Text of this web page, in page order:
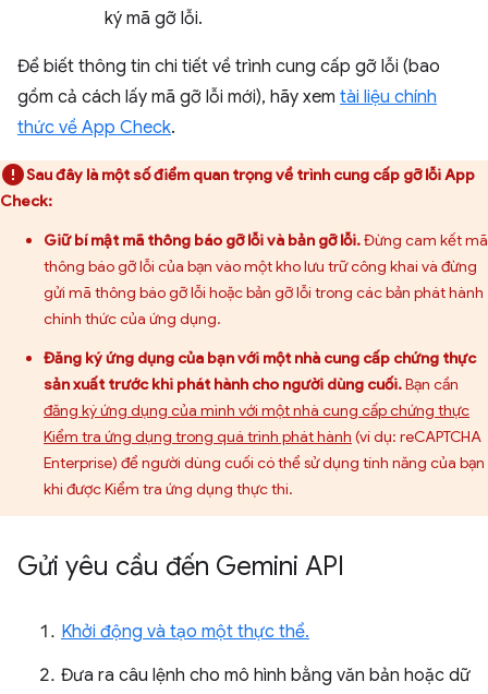
ký mã gỡ lỗi.
Để biết thông tin chi tiết về trình cung cấp gỡ lỗi (bao
gồm cả cách lấy mã gỡ lỗi mới), hãy xem tài liệu chính
thức về App Check.
Sau đây là một số điểm quan trọng về trình cung cấp gỡ lỗi App
Check:
Giữ bí mật mã thông báo gỡ lỗi và bản gỡ lỗi.Đừng cam kết mã
thông báo gỡ lỗi của bạn vào một kho lưu trữ công khai và đừng
gửi mã thông báo gỡ lỗi hoặc bản gỡ lỗi trong các bản phát hành
chính thức của ứng dụng.
Đăng ký ứng dụng của bạn với một nhà cung cấp chứng thực
sản xuất trước khi phát hành cho người dùng cuối.Bạn cần
đăng ký ứng dụng của mình với một nhà cung cấp chứng thực
Kiểm tra ứng dụng trong quá trình phát hành (ví dụ: reCAPTCHA
Enterprise) để người dùng cuối có thể sử dụng tính năng của bạn
khi được Kiểm tra ứng dụng thực thi.
Gửi yêu cầu đến Gemini API
Khởi động và tạo một thực thể.
Đưa ra câu lệnh cho mô hình bằng văn bản hoặc dữ